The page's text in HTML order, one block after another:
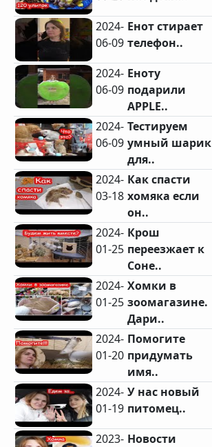
2024-
06-09
Енот стирает
телефон..
2024-
06-09
Еноту
подарили
APPLE..
2024-
06-09
Тестируем
умный шарик
для..
2024-
03-18
Как спасти
хомяка если
он..
2024-
01-25
Крош
переезжает к
Соне..
2024-
01-25
Хомки в
зоомагазине.
Дари..
2024-
01-20
Помогите
придумать
имя..
2024-
01-19
У нас новый
питомец..
2023- Новости